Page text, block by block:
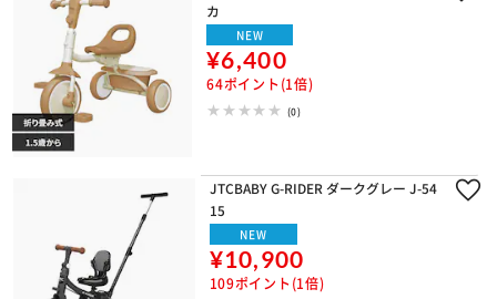
カ
NEW
¥6,400
64ポイント(1倍)
(0)
JTCBABY G-RIDER ダークグレー J-54
15
NEW
¥10,900
109ポイント(1倍)